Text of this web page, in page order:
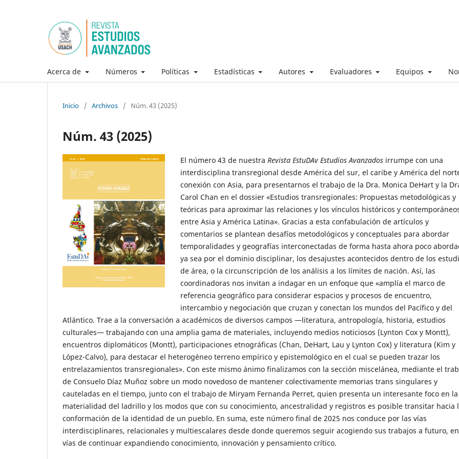
Acerca de Números Políticas Estadísticas Autores Evaluadores Equipos
Inicio / Archivos / Núm. 43 (2025)
Núm. 43 (2025)
El número 43 de nuestra Revista EstuDAv Estudios Avanzados irrumpe con una
interdisciplina transregional desde América del sur, el caribe y América del
conexión con Asia, para presentarnos el trabajo de la Dra. Monica DeHart y la
Carol Chan en el dossier «Estudios transregionales: Propuestas metodológicas y
teóricas para aproximar las relaciones y los vínculos históricos y
entre Asia y América Latina». Gracias a esta confabulación de artículos y
comentarios se plantean desafíos metodológicos y conceptuales para abordar
temporalidades y geografías interconectadas de forma hasta ahora poco
ya sea por el dominio disciplinar, los desajustes acontecidos dentro de los
de área, o la circunscripción de los análisis a los límites de nación. Así, las
coordinadoras nos invitan a indagar en un enfoque que «amplía el marco de
referencia geográfico para considerar espacios y procesos de encuentro,
intercambio y negociación que cruzan y conectan los mundos del Pacífico y del
Atlántico. Trae a la conversación a académicos de diversos campos ―literatura, antropología, historia, estudios
culturales― trabajando con una amplia gama de materiales, incluyendo medios noticiosos (Lynton Cox y Montt),
encuentros diplomáticos (Montt), participaciones etnográficas (Chan, DeHart, Lau y Lynton Cox) y literatura (Kim y
López-Calvo), para destacar el heterogéneo terreno empírico y epistemológico en el cual se pueden trazar los
entrelazamientos transregionales». Con este mismo ánimo finalizamos con la sección miscelánea, mediante el
de Consuelo Díaz Muñoz sobre un modo novedoso de mantener colectivamente memorias trans singulares y
cauteladas en el tiempo, junto con el trabajo de Miryam Fernanda Perret, quien presenta un interesante foco en la
materialidad del ladrillo y los modos que con su conocimiento, ancestralidad y registros es posible transitar hacia
conformación de la identidad de un pueblo. En suma, este número final de 2025 nos conduce por las vías
interdisciplinares, relacionales y multiescalares desde donde queremos seguir acogiendo sus trabajos a futuro, en
vías de continuar expandiendo conocimiento, innovación y pensamiento crítico.